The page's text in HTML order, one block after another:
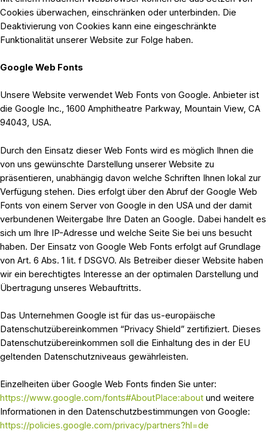
Cookies überwachen, einschränken oder unterbinden. Die
Deaktivierung von Cookies kann eine eingeschränkte
Funktionalität unserer Website zur Folge haben.
Google Web Fonts
Unsere Website verwendet Web Fonts von Google. Anbieter ist
die Google Inc., 1600 Amphitheatre Parkway, Mountain View, CA
94043, USA.
Durch den Einsatz dieser Web Fonts wird es möglich Ihnen die
von uns gewünschte Darstellung unserer Website zu
präsentieren, unabhängig davon welche Schriften Ihnen lokal zur
Verfügung stehen. Dies erfolgt über den Abruf der Google Web
Fonts von einem Server von Google in den USA und der damit
verbundenen Weitergabe Ihre Daten an Google. Dabei handelt es
sich um Ihre IP-Adresse und welche Seite Sie bei uns besucht
haben. Der Einsatz von Google Web Fonts erfolgt auf Grundlage
von Art. 6 Abs. 1 lit. f DSGVO. Als Betreiber dieser Website haben
wir ein berechtigtes Interesse an der optimalen Darstellung und
Übertragung unseres Webauftritts.
Das Unternehmen Google ist für das us-europäische
Datenschutzübereinkommen “Privacy Shield” zertifiziert. Dieses
Datenschutzübereinkommen soll die Einhaltung des in der EU
geltenden Datenschutzniveaus gewährleisten.
Einzelheiten über Google Web Fonts finden Sie unter:
https://www.google.com/fonts#AboutPlace:about und weitere
Informationen in den Datenschutzbestimmungen von Google:
https://policies.google.com/privacy/partners?hl=de